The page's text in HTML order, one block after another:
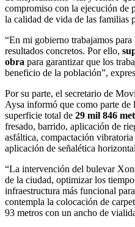
compromiso con la ejecución de
la calidad de vida de las familias
“En mi gobierno trabajamos
resultados concretos. Por ello,
obra para garantizar que los
beneficio de la población”,
Por su parte, el secretario de
Aysa informó que como parte de
superficie total de 29 mil 846
fresado, barrido, aplicación de
asfáltica, compactación
aplicación de señalética
“La intervención del bulevar
de la ciudad, optimizar los
infraestructura más funcional
contempla la colocación de
93 metros con un ancho de